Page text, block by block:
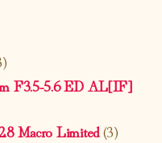
F3.5-5.6 ED AL[IF]
Macro Limited(3)